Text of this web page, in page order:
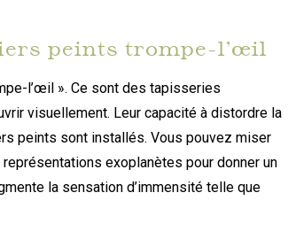
peints trompe-l’œil
l’œil ». Ce sont des tapisseries
visuellement. Leur capacité à distordre la
peints sont installés. Vous pouvez miser
exoplanètes pour donner un
la sensation d’immensité telle que